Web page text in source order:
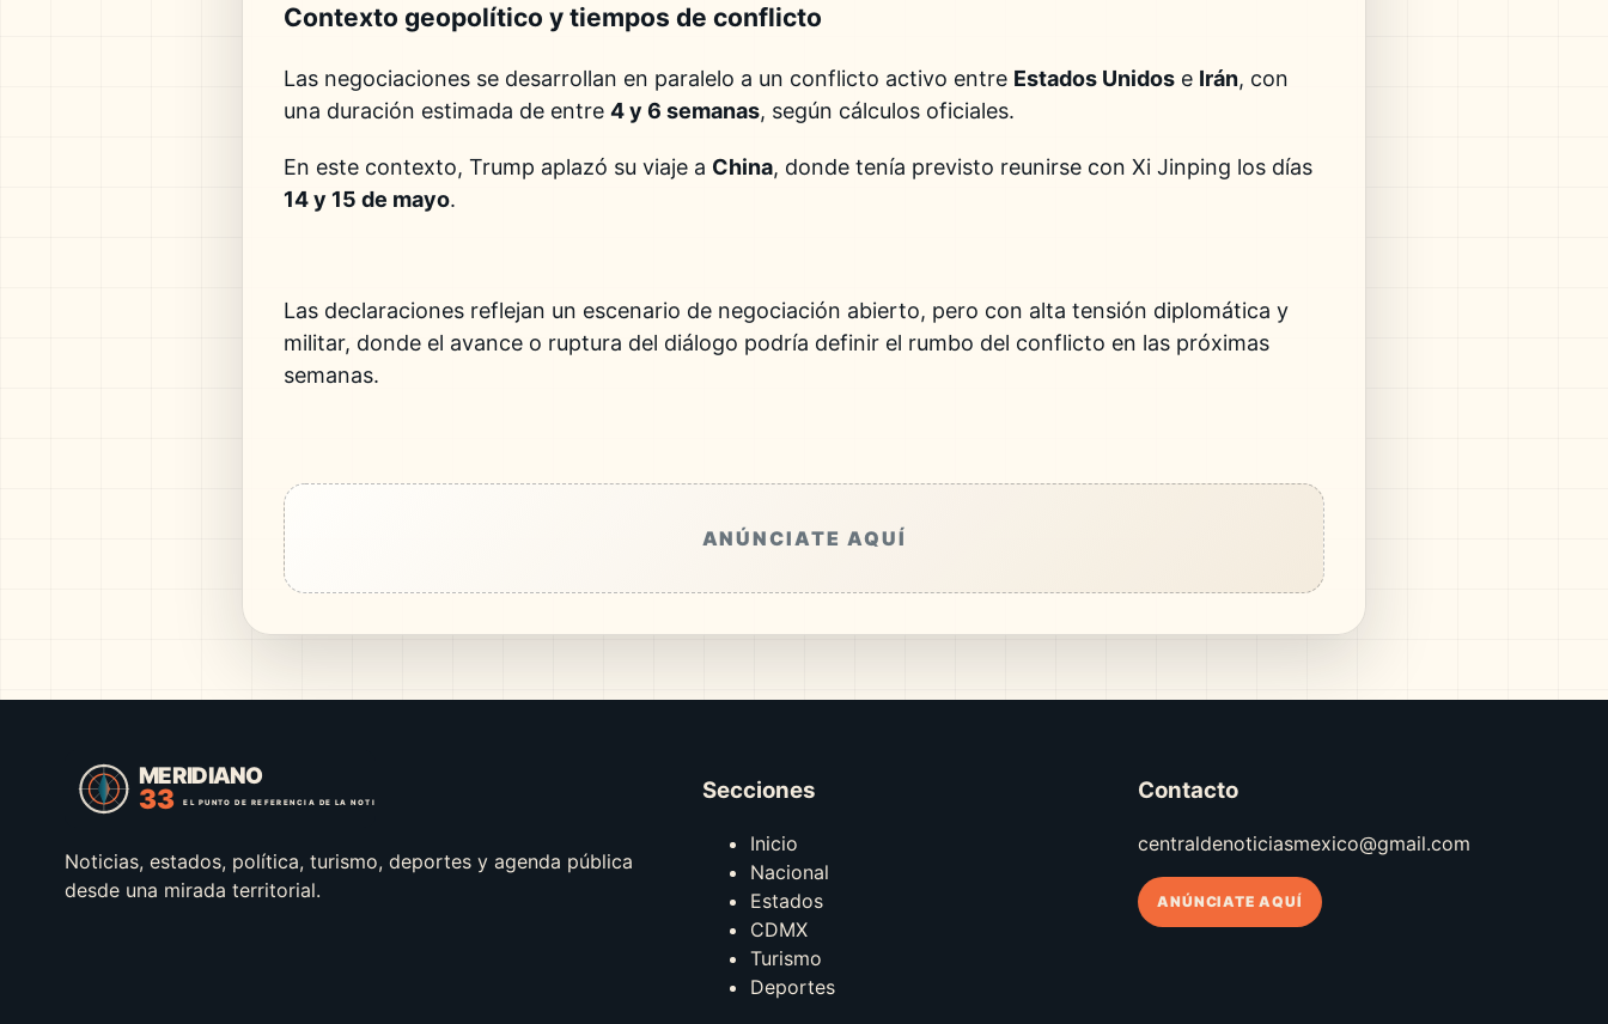
Contexto geopolítico y tiempos de conflicto
Las negociaciones se desarrollan en paralelo a un conflicto activo entre Estados Unidos e Irán, con
una duración estimada de entre 4 y 6 semanas, según cálculos oficiales.
En este contexto, Trump aplazó su viaje a China, donde tenía previsto reunirse con Xi Jinping los días
14 y 15 de mayo.
Las declaraciones reflejan un escenario de negociación abierto, pero con alta tensión diplomática y
militar, donde el avance o ruptura del diálogo podría definir el rumbo del conflicto en las próximas
semanas.
ANÚNCIATE AQUÍ
Noticias, estados, política, turismo, deportes y agenda pública
desde una mirada territorial.
Secciones
Inicio
Nacional
Estados
CDMX
Turismo
Deportes
Contacto
centraldenoticiasmexico@gmail.com
ANÚNCIATE AQUÍ